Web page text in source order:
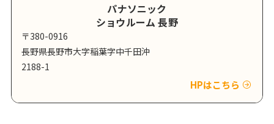
パナソニック
ショウルーム 長野
〒380-0916
長野県長野市大字稲葉字中千田沖
2188-1
HPはこちら